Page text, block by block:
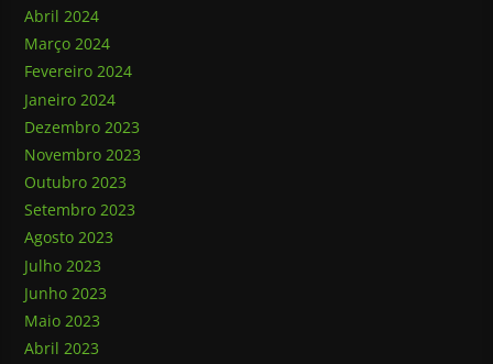
Abril 2024
Março 2024
Fevereiro 2024
Janeiro 2024
Dezembro 2023
Novembro 2023
Outubro 2023
Setembro 2023
Agosto 2023
Julho 2023
Junho 2023
Maio 2023
Abril 2023